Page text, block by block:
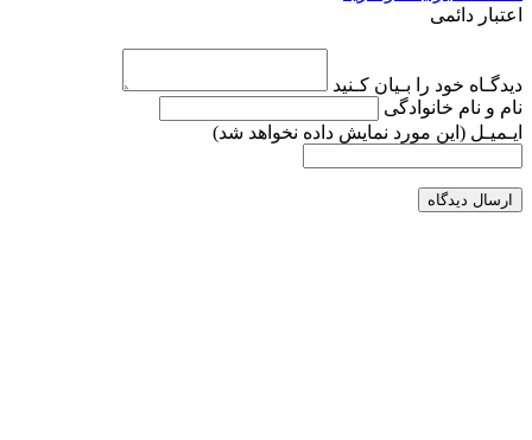
اعتبار دائمی
دیدگـاه خود را بـیان کـنید
نام و نام خانوادگی
ایـمیـل (این مورد نمایش داده نخواهد شد)
ارسال دیدگاه